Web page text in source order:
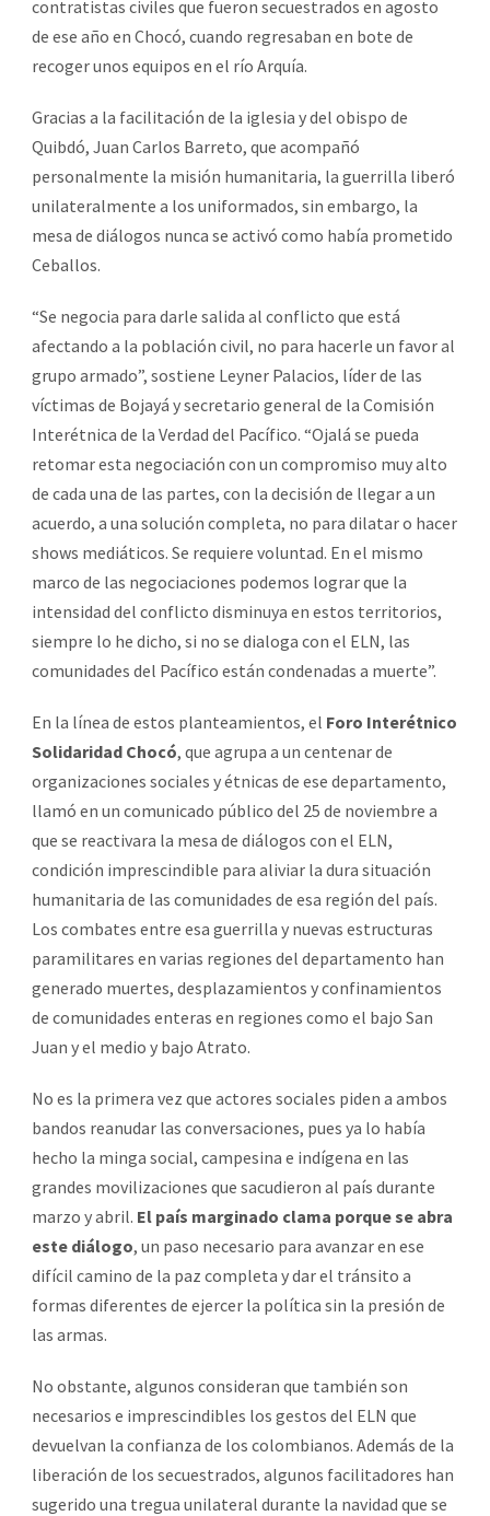
contratistas civiles que fueron secuestrados en agosto
de ese año en Chocó, cuando regresaban en bote de
recoger unos equipos en el río Arquía.
Gracias a la facilitación de la iglesia y del obispo de
Quibdó, Juan Carlos Barreto, que acompañó
personalmente la misión humanitaria, la guerrilla liberó
unilateralmente a los uniformados, sin embargo, la
mesa de diálogos nunca se activó como había prometido
Ceballos.
“Se negocia para darle salida al conflicto que está
afectando a la población civil, no para hacerle un favor al
grupo armado”, sostiene Leyner Palacios, líder de las
víctimas de Bojayá y secretario general de la Comisión
Interétnica de la Verdad del Pacífico. “Ojalá se pueda
retomar esta negociación con un compromiso muy alto
de cada una de las partes, con la decisión de llegar a un
acuerdo, a una solución completa, no para dilatar o hacer
shows mediáticos. Se requiere voluntad. En el mismo
marco de las negociaciones podemos lograr que la
intensidad del conflicto disminuya en estos territorios,
siempre lo he dicho, si no se dialoga con el ELN, las
comunidades del Pacífico están condenadas a muerte”.
En la línea de estos planteamientos, el Foro Interétnico
Solidaridad Chocó, que agrupa a un centenar de
organizaciones sociales y étnicas de ese departamento,
llamó en un comunicado público del 25 de noviembre a
que se reactivara la mesa de diálogos con el ELN,
condición imprescindible para aliviar la dura situación
humanitaria de las comunidades de esa región del país.
Los combates entre esa guerrilla y nuevas estructuras
paramilitares en varias regiones del departamento han
generado muertes, desplazamientos y confinamientos
de comunidades enteras en regiones como el bajo San
Juan y el medio y bajo Atrato.
No es la primera vez que actores sociales piden a ambos
bandos reanudar las conversaciones, pues ya lo había
hecho la minga social, campesina e indígena en las
grandes movilizaciones que sacudieron al país durante
marzo y abril. El país marginado clama porque se abra
este diálogo, un paso necesario para avanzar en ese
difícil camino de la paz completa y dar el tránsito a
formas diferentes de ejercer la política sin la presión de
las armas.
No obstante, algunos consideran que también son
necesarios e imprescindibles los gestos del ELN que
devuelvan la confianza de los colombianos. Además de la
liberación de los secuestrados, algunos facilitadores han
sugerido una tregua unilateral durante la navidad que se